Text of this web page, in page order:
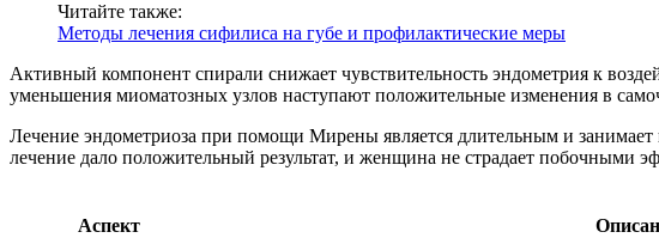
Читайте также:
Методы лечения сифилиса на губе и профилактические меры
Активный компонент спирали снижает чувствительность эндометрия к
уменьшения миоматозных узлов наступают положительные изменения в
Лечение эндометриоза при помощи Мирены является длительным и занимает
лечение дало положительный результат, и женщина не страдает побочными
Аспект